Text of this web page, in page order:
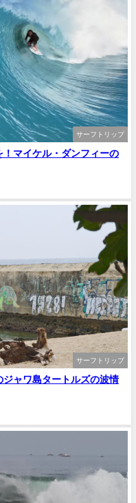
サーフトリップ
マイケル・ダンフィーの
サーフトリップ
ャワ島タートルズの波情